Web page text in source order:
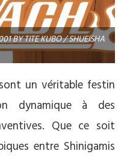
BY TITE KUBO / SHUEISHA
un véritable festin
dynamique à des
Que ce soit
entre Shinigamis